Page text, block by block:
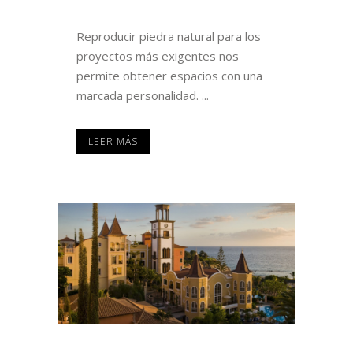
Reproducir piedra natural para los
proyectos más exigentes nos
permite obtener espacios con una
marcada personalidad. ...
LEER MÁS